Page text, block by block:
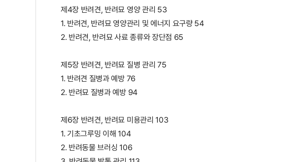
제4장 반려견, 반려묘 영양 관리 53
1. 반려견, 반려묘 영양관리 및 에너지 요구량 54
2. 반려견, 반려묘 사료 종류와 장단점 65
제5장 반려견, 반려묘 질병 관리 75
1. 반려견 질병과 예방 76
2. 반려묘 질병과 예방 94
제6장 반려견, 반려묘 미용관리 103
1. 기초그루밍 이해 104
2. 반려동물 브러싱 106